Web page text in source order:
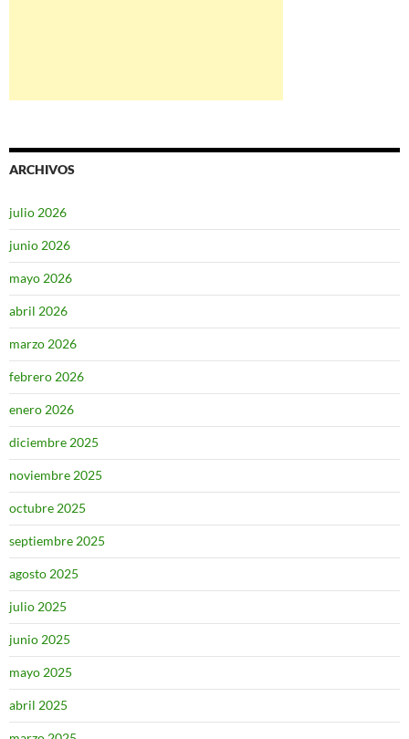
ARCHIVOS
julio 2026
junio 2026
mayo 2026
abril 2026
marzo 2026
febrero 2026
enero 2026
diciembre 2025
noviembre 2025
octubre 2025
septiembre 2025
agosto 2025
julio 2025
junio 2025
mayo 2025
abril 2025